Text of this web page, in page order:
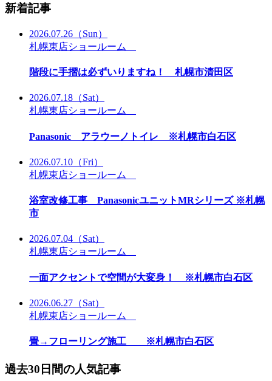
新着記事
2026.07.26 （Sun）
札幌東店ショールーム
階段に手摺は必ずいりますね！ 札幌市清田区
2026.07.18 （Sat）
札幌東店ショールーム
Panasonic アラウーノトイレ ※札幌市白石区
2026.07.10 （Fri）
札幌東店ショールーム
浴室改修工事 PanasonicユニットMRシリーズ ※札幌
市
2026.07.04 （Sat）
札幌東店ショールーム
一面アクセントで空間が大変身！ ※札幌市白石区
2026.06.27 （Sat）
札幌東店ショールーム
畳→フローリング施工 ※札幌市白石区
過去30日間の人気記事